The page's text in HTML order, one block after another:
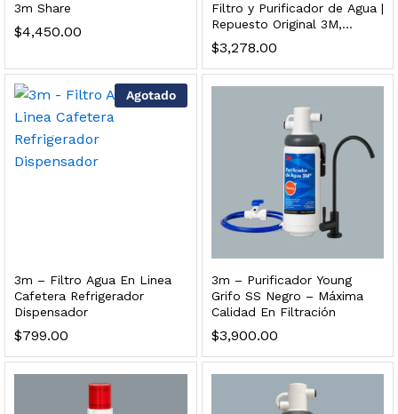
3m Share
$4,450.00
Filtro y Purificador de Agua |
Repuesto Original 3M,
Reduce Bacterias, Elimina
Olor y Sabor a Cloro,
Tecnología IMPACT™ con
Membrana Absoluta,
Compatible con Sistemas
3M, Cambio Sanitario
$3,278.00
Agotado
3m – Filtro Agua En Linea
Cafetera Refrigerador
Dispensador
$799.00
3m – Purificador Young
Grifo SS Negro – Máxima
Calidad En Filtración
$3,900.00
L/h, con filtración Welltek WT-WFS600-4S
Leer más
L/h, con filtración Welltek WT-WFS600-3S
grifo y filtración Welltek WT-PWDF-600A